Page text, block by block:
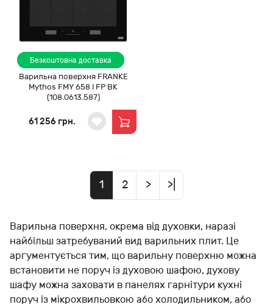
Безкоштовна доставка
Варильна поверхня FRANKE
Mythos FMY 658 I FP BK
(108.0613.587)
61 256 грн.
1 2 > >|
Варильна поверхня, окрема від духовки, наразі
найбільш затребуваний вид варильних плит. Це
аргументується тим, що варильну поверхню можна
встановити не поруч із духовою шафою, духову
шафу можна заховати в панелях гарнітури кухні
поруч із мікрохвильовкою або холодильником, або